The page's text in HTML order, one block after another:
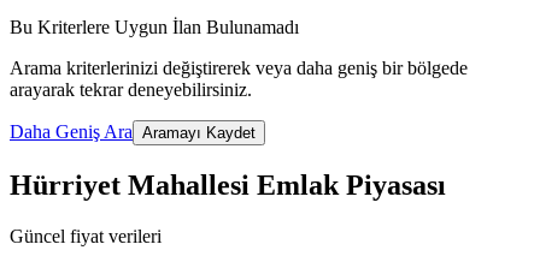
Bu Kriterlere Uygun İlan Bulunamadı
Arama kriterlerinizi değiştirerek veya daha geniş bir bölgede
arayarak tekrar deneyebilirsiniz.
Daha Geniş Ara Aramayı Kaydet
Hürriyet Mahallesi Emlak Piyasası
Güncel fiyat verileri